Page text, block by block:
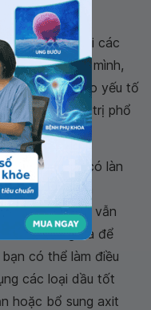
để chống lại các
và dầu của mình,
trạng này là do yếu tố
pháp điều trị phổ
những người có làn
sử dụng kem
Mặc dù bạn vẫn
kem dưỡng da để
có thể làm điều
các loại dầu tốt
hoặc bổ sung axit